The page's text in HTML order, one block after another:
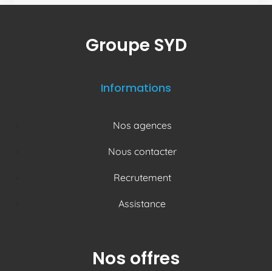
Groupe SYD
Informations
Nos agences
Nous contacter
Recrutement
Assistance
Nos offres